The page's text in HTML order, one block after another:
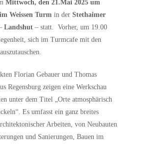
Mittwoch, den 21.Mai 2025 um
Weissen Turm in der Stethaimer
Landshut – statt. Vorher, um 19.00
sich im Turmcafe mit den
Florian Gebauer und Thomas
Regensburg zeigen eine Werkschau
unter dem Titel „Orte atmosphärisch
Es umfasst ein ganz breites
Arbeiten, von Neubauten
und Sanierungen, Bauen im